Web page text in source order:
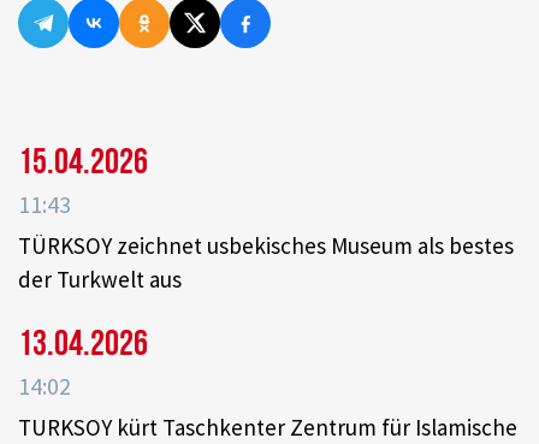
15.04.2026
11:43
TÜRKSOY zeichnet usbekisches Museum als bestes
der Turkwelt aus
13.04.2026
14:02
TURKSOY kürt Taschkenter Zentrum für Islamische